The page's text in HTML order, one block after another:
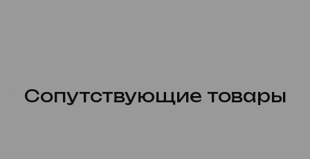
Сопутствующие товары